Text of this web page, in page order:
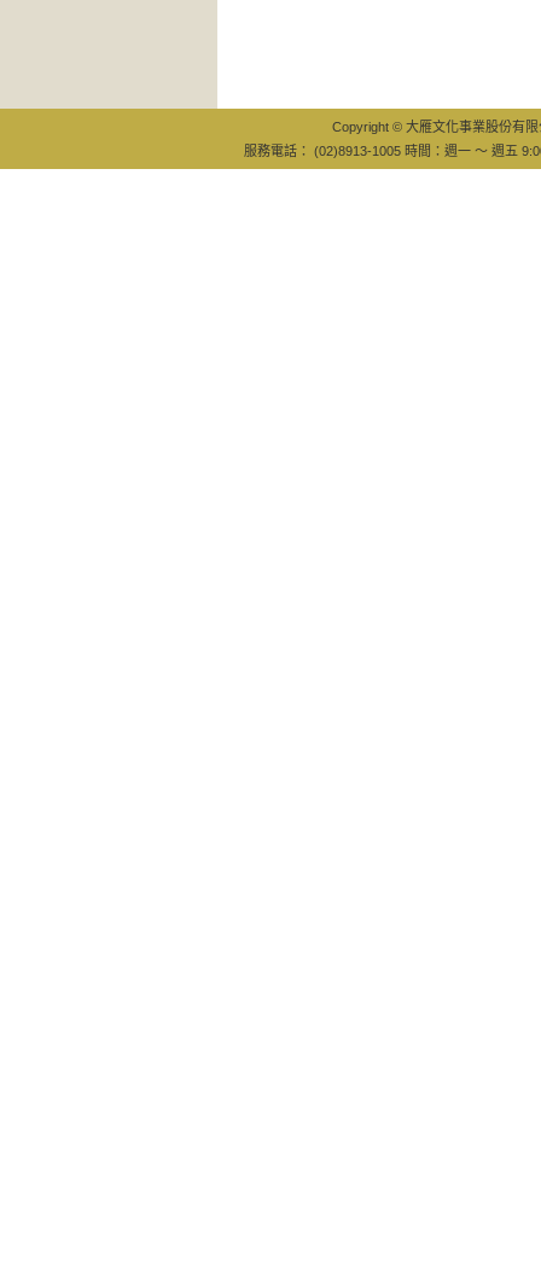
Copyright © 大雁文化事業股份有
服務電話： (02)8913-1005 時間：週一 ～ 週五